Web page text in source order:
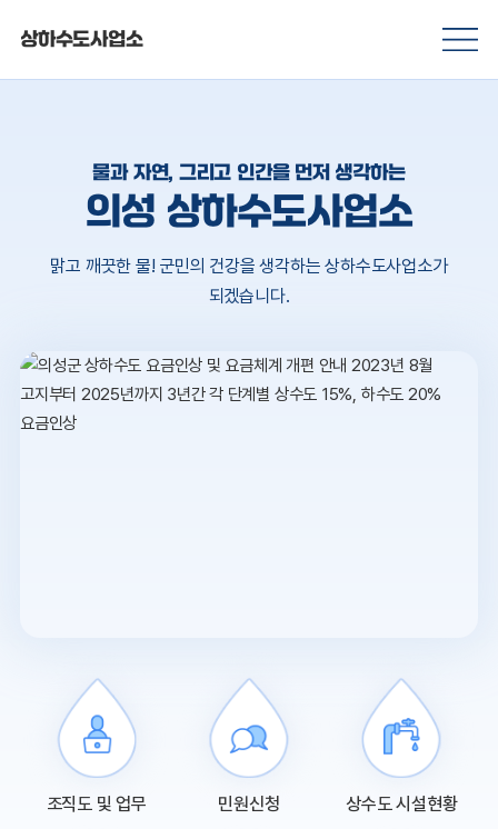
상하수도사업소
물과 자연, 그리고 인간을 먼저 생각하는
의성 상하수도사업소
맑고 깨끗한 물! 군민의 건강을 생각하는 상하수도사업소가
되겠습니다.
조직도 및 업무 민원신청 상수도 시설현황